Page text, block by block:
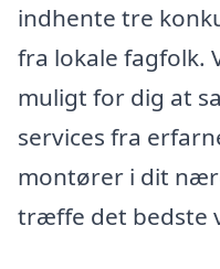
indhente tre
fra lokale fagfolk.
muligt for dig at
services fra
montører i dit
træffe det bedste